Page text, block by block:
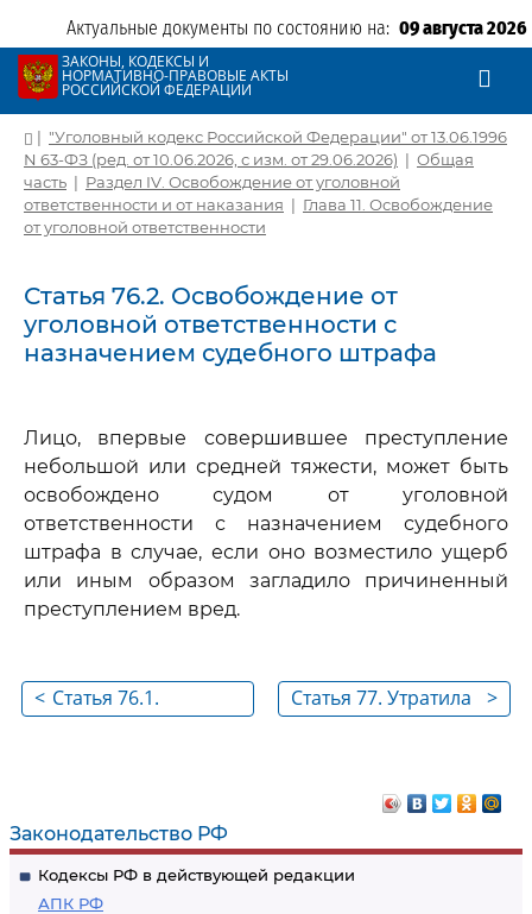
Актуальные документы по состоянию на: 09 августа 2026
ЗАКОНЫ, КОДЕКСЫ И
НОРМАТИВНО-ПРАВОВЫЕ АКТЫ
РОССИЙСКОЙ ФЕДЕРАЦИИ
Законодательство РФ
Кодексы РФ в действующей редакции
АПК РФ
| "Уголовный кодекс Российской Федерации" от 13.06.1996
N 63-ФЗ (ред. от 10.06.2026, с изм. от 29.06.2026) | Общая
часть | Раздел IV. Освобождение от уголовной
ответственности и от наказания | Глава 11. Освобождение
от уголовной ответственности
Статья 76.2. Освобождение от
уголовной ответственности с
назначением судебного штрафа
Лицо, впервые совершившее преступление
небольшой или средней тяжести, может быть
освобождено судом от уголовной
ответственности с назначением судебного
штрафа в случае, если оно возместило ущерб
или иным образом загладило причиненный
преступлением вред.
< Статья 76.1.
возмещением
ущерба
>
Статья 77. Утратила